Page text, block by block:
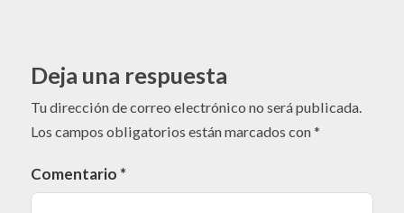
Deja una respuesta
Tu dirección de correo electrónico no será publicada.
Los campos obligatorios están marcados con*
Comentario *